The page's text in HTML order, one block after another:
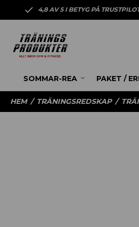
4,8 AV 5 I BETYG PÅ
SOMMAR-REA PAKET /
HEM / TRÄNINGSREDSKAP /